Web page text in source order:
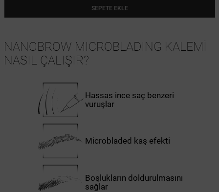
SEPETE EKLE
NANOBROW MICROBLADING KALEMİ
NASIL ÇALIŞIR?
Hassas ince saç benzeri
vuruşlar
Microbladed kaş efekti
Boşlukların doldurulmasını
sağlar